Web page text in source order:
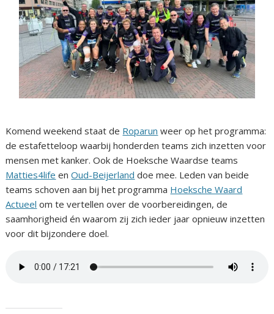
Komend weekend staat de Roparun weer op het programma:
de estafetteloop waarbij honderden teams zich inzetten voor
mensen met kanker. Ook de Hoeksche Waardse teams
Matties4life enOud-Beijerland doe mee. Leden van beide
teams schoven aan bij het programma Hoeksche Waard
Actueel om te vertellen over de voorbereidingen, de
saamhorigheid én waarom zij zich ieder jaar opnieuw inzetten
voor dit bijzondere doel.